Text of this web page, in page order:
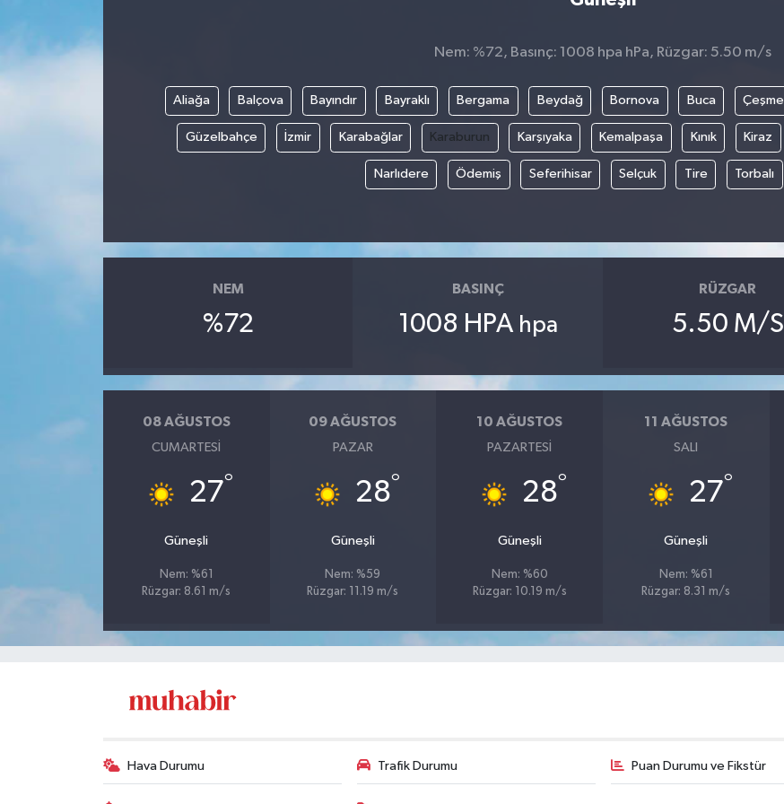
Nem: %72, Basınç: 1008 hpa hPa, Rüzgar: 5.50 m/s
Aliağa Balçova Bayındır Bayraklı Bergama Beydağ Bornova Buca Çeşme
Güzelbahçe İzmir Karabağlar Karaburun Karşıyaka Kemalpaşa Kınık Kiraz
Narlıdere Ödemiş Seferihisar Selçuk Tire Torbalı
NEM
%72
BASINÇ
1008 HPA hpa
RÜZGAR
5.50 M/S
08 AĞUSTOS
CUMARTESI
27°
Güneşli
Nem: %61
Rüzgar: 8.61 m/s
09 AĞUSTOS
PAZAR
28°
Güneşli
Nem: %59
Rüzgar: 11.19 m/s
10 AĞUSTOS
PAZARTESI
28°
Güneşli
Nem: %60
Rüzgar: 10.19 m/s
11 AĞUSTOS
SALI
27°
Güneşli
Nem: %61
Rüzgar: 8.31 m/s
Hava Durumu Trafik Durumu Puan Durumu ve Fikstür